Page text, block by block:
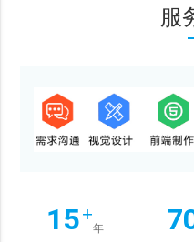
服
15+
年